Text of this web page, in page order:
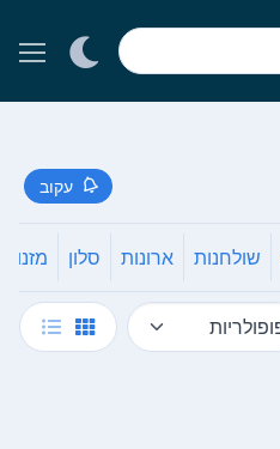
עקוב
שולחנות ארונות סלון מזנון